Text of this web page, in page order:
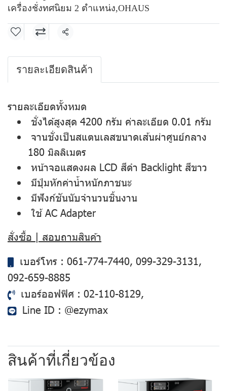
เครื่องชั่งทศนิยม 2 ตำแหน่ง,OHAUS
แชร์
รายละเอียดสินค้า
รายละเอียดทั้งหมด
ชั่งได้สูงสุด 4200 กรัม ค่าละเอียด 0.01 กรัม
จานชั่งเป็นสแตนเลสขนาดเส้นผ่าศูนย์กลาง
180 มิลลิเมตร
หน้าจอแสดงผล LCD สีดำ Backlight สีขาว
มีปุ่มหักค่าน้ำหนักภาชนะ
มีฟังก์ชันนับจำนวนชิ้นงาน
ใช้ AC Adapter
สั่งซื้อ | สอบถามสินค้า
เบอร์โทร : 061-774-7440, 099-329-3131 ,
092-659-8885
เบอร์ออฟฟิศ : 02-110-8129,
Line ID : @ezymax
สินค้าที่เกี่ยวข้อง